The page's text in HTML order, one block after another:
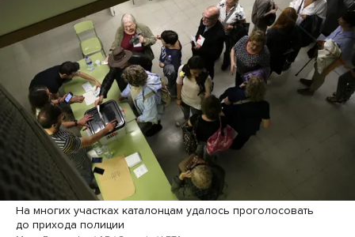
На многих участках каталонцам удалось проголосовать
до прихода полиции